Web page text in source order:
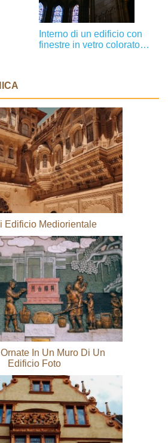
Interno di un edificio con
finestre in vetro colorato
Edificio Mediorientale
In Un Muro Di Un
Edificio Foto